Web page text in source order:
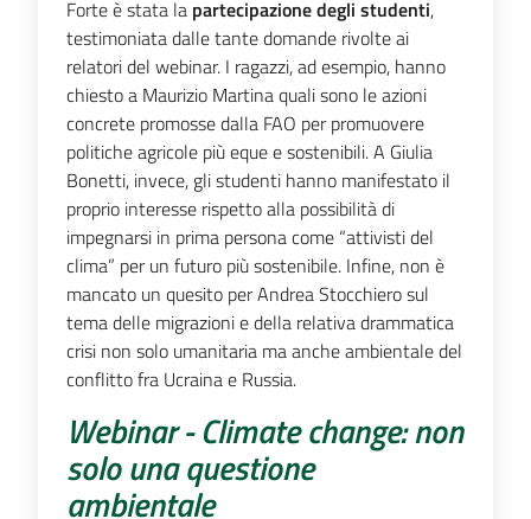
Forte è stata la partecipazione degli studenti,
testimoniata dalle tante domande rivolte ai
relatori del webinar. I ragazzi, ad esempio, hanno
chiesto a Maurizio Martina quali sono le azioni
concrete promosse dalla FAO per promuovere
politiche agricole più eque e sostenibili. A Giulia
Bonetti, invece, gli studenti hanno manifestato il
proprio interesse rispetto alla possibilità di
impegnarsi in prima persona come “attivisti del
clima” per un futuro più sostenibile. Infine, non è
mancato un quesito per Andrea Stocchiero sul
tema delle migrazioni e della relativa drammatica
crisi non solo umanitaria ma anche ambientale del
conflitto fra Ucraina e Russia.
Webinar - Climate change: non
solo unaquestione
ambientale